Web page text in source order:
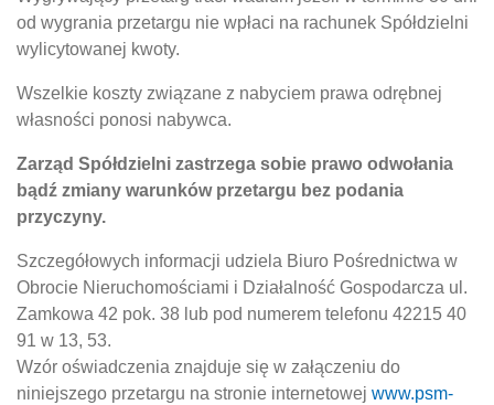
od wygrania przetargu nie wpłaci na rachunek Spółdzielni
wylicytowanej kwoty.
Wszelkie koszty związane z nabyciem prawa odrębnej
własności ponosi nabywca.
Zarząd Spółdzielni zastrzega sobie prawo odwołania
bądź zmiany warunków przetargu bez podania
przyczyny.
Szczegółowych informacji udziela Biuro Pośrednictwa w
Obrocie Nieruchomościami i Działalność Gospodarcza ul.
Zamkowa 42 pok. 38 lub pod numerem telefonu 42215 40
91 w 13, 53.
Wzór oświadczenia znajduje się w załączeniu do
niniejszego przetargu na stronie internetowej www.psm-